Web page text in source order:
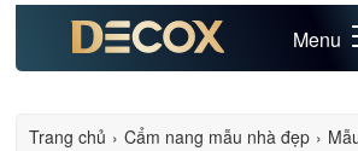
Menu
Trang chủ › Cẩm nang mẫu nhà đẹp ›